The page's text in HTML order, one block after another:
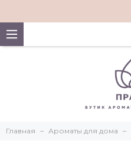
Главная Ароматы для дома